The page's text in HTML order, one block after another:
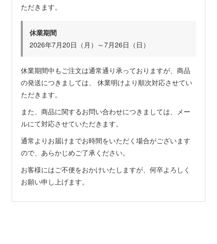
ただきます。
休業期間
2026年7月20日（月）～7月26日（日）
休業期間中もご注文は通常通り承っておりますが、商品
の発送につきましては、 休業明けより順次対応させてい
ただきます。
また、商品に関するお問い合わせにつきましては、メー
ルにて対応させていただきます。
通常よりお届けまでお時間をいただく場合がございます
ので、あらかじめご了承ください。
お客様にはご不便をおかけいたしますが、何卒よろしく
お願い申し上げます。